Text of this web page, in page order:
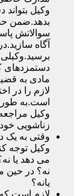
وکیل بتواند
بدهد.ضمن
سوالاتش
آگاه
دستمزدهای
مادی به
لازم را در
است.به طور
وکیل
زناشویی
وقتی به یک
وکیل توجه
می دهد یا
نه؟ در حین
یانه؟